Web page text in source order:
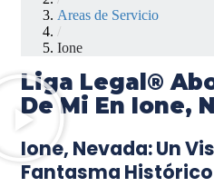
Areas de Servicio
/
Ione
Liga Legal®
De Mi En Ione,
Ione, Nevada: Un
Fantasma Histórico